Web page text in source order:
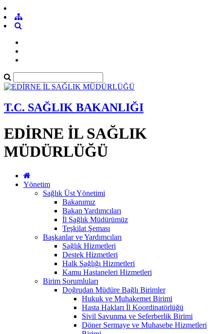
T.C. SAĞLIK BAKANLIĞI
EDİRNE İL SAĞLIK
MÜDÜRLÜĞÜ
Yönetim
Sağlık Üst Yönetimi
Bakanımız
Bakan Yardımcıları
İl Sağlık Müdürümüz
Teşkilat Şeması
Başkanlar ve Yardımcıları
Sağlık Hizmetleri
Destek Hizmetleri
Halk Sağlığı Hizmetleri
Kamu Hastaneleri Hizmetleri
Birim Sorumluları
Doğrudan Müdüre Bağlı Birimler
Hukuk ve Muhakemet Birimi
Hasta Hakları İl Koordinatörlüğü
Sivil Savunma ve Seferberlik Birimi
Döner Sermaye ve Muhasebe Hizmetleri